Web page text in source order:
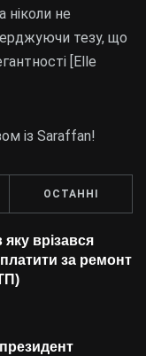
ніколи не
тезу, що
[Elle
із Saraffan!
ОСТАННІ
врізався
за ремонт